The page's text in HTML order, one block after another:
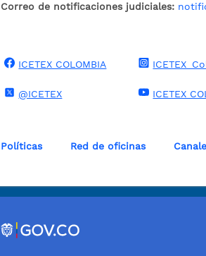
Correo de notificaciones judiciales:
ICETEX COLOMBIA
@ICETEX ICETEX
Políticas Red de oficinas